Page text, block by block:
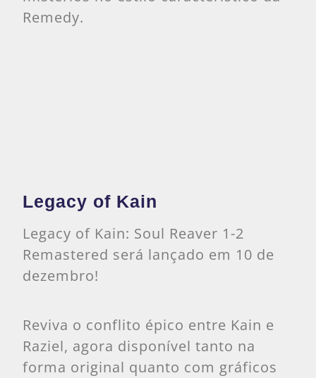
Remedy.
Legacy of Kain
Legacy of Kain: Soul Reaver 1-2
Remastered será lançado em 10 de
dezembro!
Reviva o conflito épico entre Kain e
Raziel, agora disponível tanto na
forma original quanto com gráficos